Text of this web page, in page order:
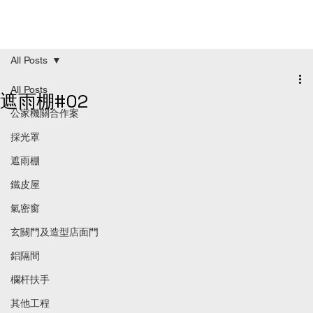
All Posts
公家機關合作案
採光罩
遮雨棚
鐵皮屋
氣密窗
玄關門及造型店面門
鋁隔間
欄杆扶手
其他工程
All Posts
遮雨棚#02